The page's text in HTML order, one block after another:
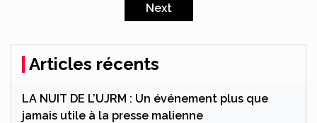
Next
Articles récents
LA NUIT DE L’UJRM : Un événement plus que
jamais utile à la presse malienne